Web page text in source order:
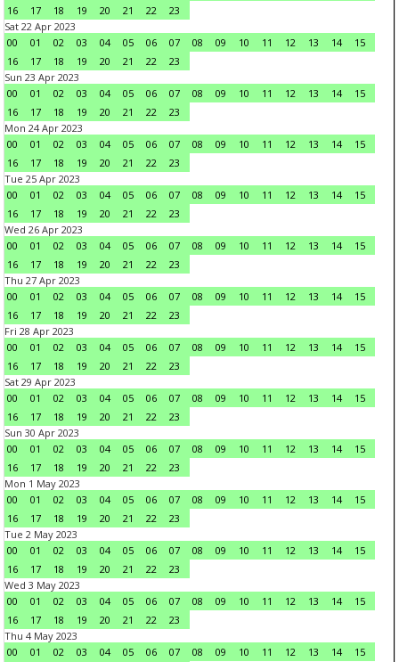
16
17 18 19 20 21 22
23
Sat 22 Apr 2023
00
01 02 03 04 05 06 07 08 09 10 11 12 13 14
15
16
17 18 19 20 21 22
23
Sun 23 Apr 2023
00
01 02 03 04 05 06 07 08 09 10 11 12 13 14
15
16
17 18 19 20 21 22
23
Mon 24 Apr 2023
00
01 02 03 04 05 06 07 08 09 10 11 12 13 14
15
16
17 18 19 20 21 22
23
Tue 25 Apr 2023
00
01 02 03 04 05 06 07 08 09 10 11 12 13 14
15
16
17 18 19 20 21 22
23
Wed 26 Apr 2023
00
01 02 03 04 05 06 07 08 09 10 11 12 13 14
15
16
17 18 19 20 21 22
23
Thu 27 Apr 2023
00
01 02 03 04 05 06 07 08 09 10 11 12 13 14
15
16
17 18 19 20 21 22
23
Fri 28 Apr 2023
00
01 02 03 04 05 06 07 08 09 10 11 12 13 14
15
16
17 18 19 20 21 22
23
Sat 29 Apr 2023
00
01 02 03 04 05 06 07 08 09 10 11 12 13 14
15
16
17 18 19 20 21 22
23
Sun 30 Apr 2023
00
01 02 03 04 05 06 07 08 09 10 11 12 13 14
15
16
17 18 19 20 21 22
23
Mon 1 May 2023
00
01 02 03 04 05 06 07 08 09 10 11 12 13 14
15
16
17 18 19 20 21 22
23
Tue 2 May 2023
00
01 02 03 04 05 06 07 08 09 10 11 12 13 14
15
16
17 18 19 20 21 22
23
Wed 3 May 2023
00
01 02 03 04 05 06 07 08 09 10 11 12 13 14
15
16
17 18 19 20 21 22
23
Thu 4 May 2023
00
01 02 03 04 05 06 07 08 09 10 11 12 13 14
15